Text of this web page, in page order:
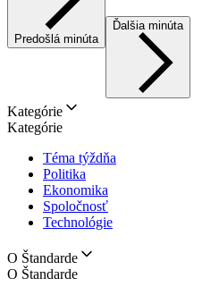
Predošlá minúta
Ďalšia minúta
Kategórie
Kategórie
Téma týždňa
Politika
Ekonomika
Spoločnosť
Technológie
O Štandarde
O Štandarde